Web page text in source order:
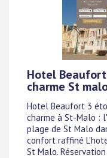
Hotel
charme St
Hotel Beaufort 3
charme à St-Malo :
plage de St Malo
confort raffiné
St Malo.